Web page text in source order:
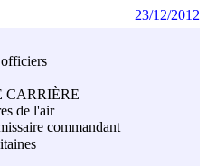
CARRIÈRE
de l'air
commandant
23/12/2012